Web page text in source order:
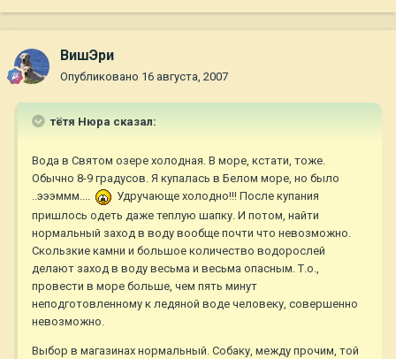
ВишЭри
Опубликовано 16 августа, 2007
тётя Нюра сказал:
Вода в Святом озере холодная. В море, кстати, тоже.
Обычно 8-9 градусов. Я купалась в Белом море, но было
..эээммм....
Удручающе холодно!!! После купания
пришлось одеть даже теплую шапку. И потом, найти
нормальный заход в воду вообще почти что невозможно.
Скользкие камни и большое количество водорослей
делают заход в воду весьма и весьма опасным. Т.о.,
провести в море больше, чем пять минут
неподготовленному к ледяной воде человеку, совершенно
невозможно.
Выбор в магазинах нормальный. Собаку, между прочим, той